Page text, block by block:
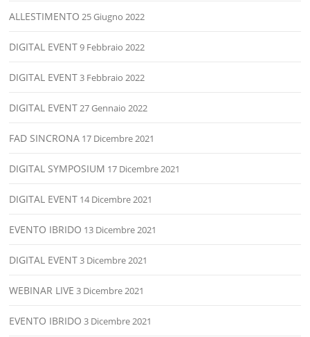
ALLESTIMENTO 25 Giugno 2022
DIGITAL EVENT9 Febbraio 2022
DIGITAL EVENT3 Febbraio 2022
DIGITAL EVENT27 Gennaio 2022
FAD SINCRONA 17 Dicembre 2021
DIGITAL SYMPOSIUM 17 Dicembre 2021
DIGITAL EVENT 14 Dicembre 2021
EVENTO IBRIDO 13 Dicembre 2021
DIGITAL EVENT3 Dicembre 2021
WEBINAR LIVE 3 Dicembre 2021
EVENTO IBRIDO 3 Dicembre 2021